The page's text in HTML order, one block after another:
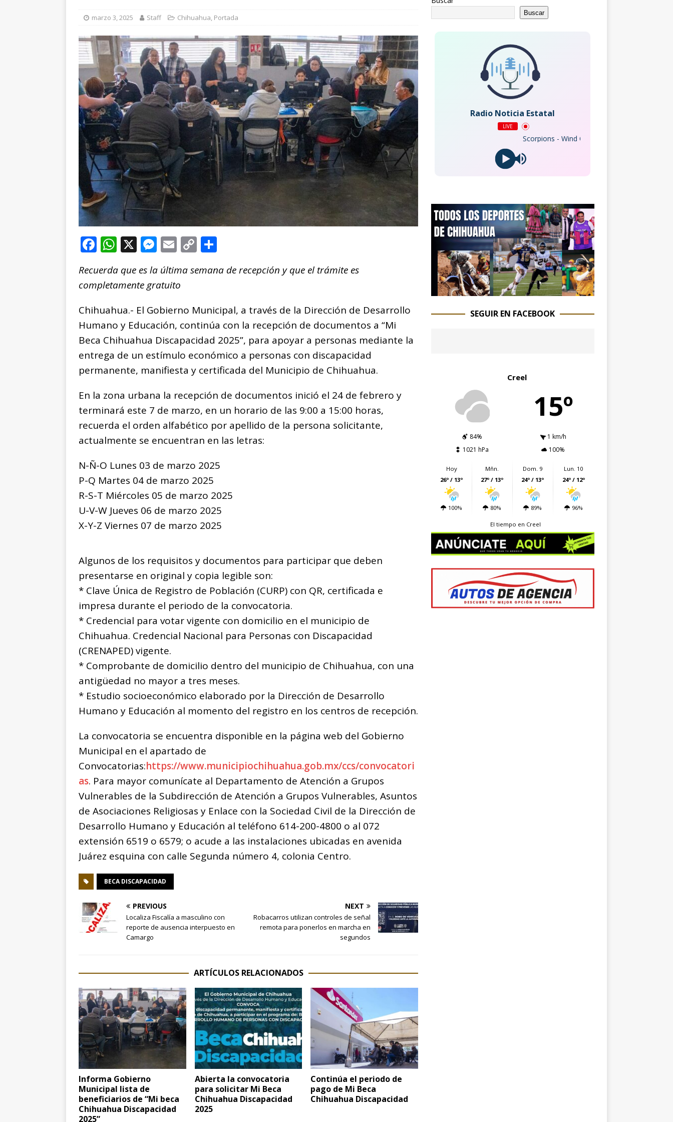
marzo 3, 2025 Staff Chihuahua, Portada
F
c
e
b
o
o
k
W
at
s
A
p
p
X M
ss
e
n
g
e
r
E
ai
l
C
p
Li
n
k
m
ar
ti
r
Recuerda que es la última semana de recepción y que el trámite es
completamente gratuito
Chihuahua.- El Gobierno Municipal, a través de la Dirección de Desarrollo
Humano y Educación, continúa con la recepción de documentos a “Mi
Beca Chihuahua Discapacidad 2025”, para apoyar a personas mediante la
entrega de un estímulo económico a personas con discapacidad
permanente, manifiesta y certificada del Municipio de Chihuahua.
En la zona urbana la recepción de documentos inició el 24 de febrero y
terminará este 7 de marzo, en un horario de las 9:00 a 15:00 horas,
recuerda el orden alfabético por apellido de la persona solicitante,
actualmente se encuentran en las letras:
N-Ñ-O Lunes 03 de marzo 2025
P-Q Martes 04 de marzo 2025
R-S-T Miércoles 05 de marzo 2025
U-V-W Jueves 06 de marzo 2025
X-Y-Z Viernes 07 de marzo 2025
Algunos de los requisitos y documentos para participar que deben
presentarse en original y copia legible son:
* Clave Única de Registro de Población (CURP) con QR, certificada e
impresa durante el periodo de la convocatoria.
* Credencial para votar vigente con domicilio en el municipio de
Chihuahua. Credencial Nacional para Personas con Discapacidad
(CRENAPED) vigente.
* Comprobante de domicilio dentro del municipio de Chihuahua, con una
antigüedad no mayor a tres meses.
* Estudio socioeconómico elaborado por la Dirección de Desarrollo
Humano y Educación al momento del registro en los centros de recepción.
La convocatoria se encuentra disponible en la página web del Gobierno
Municipal en el apartado de
Convocatorias:https://www.municipiochihuahua.gob.mx/ccs/convocatori
as. Para mayor comunícate al Departamento de Atención a Grupos
Vulnerables de la Subdirección de Atención a Grupos Vulnerables, Asuntos
de Asociaciones Religiosas y Enlace con la Sociedad Civil de la Dirección de
Desarrollo Humano y Educación al teléfono 614-200-4800 o al 072
extensión 6519 o 6579; o acude a las instalaciones ubicadas en avenida
Juárez esquina con calle Segunda número 4, colonia Centro.
BECA DISCAPACIDAD
PREVIOUS
Localiza Fiscalía a masculino con
reporte de ausencia interpuesto en
Camargo
NEXT
Robacarros utilizan controles de señal
remota para ponerlos en marcha en
segundos
ARTÍCULOS RELACIONADOS
Informa Gobierno
Municipal lista de
beneficiarios de “Mi beca
Chihuahua Discapacidad
2025”
Abierta la convocatoria
para solicitar Mi Beca
Chihuahua Discapacidad
2025
Continúa el periodo de
pago de Mi Beca
Chihuahua Discapacidad
Buscar
Radio Noticia Estatal
LIVE
Scorpions - Wind Of Change
SEGUIR EN FACEBOOK
Creel
15º
84%
1 km/h
1021 hPa
100%
Hoy
26º / 13º
100%
Mñn.
27º / 13º
80%
Dom. 9
24º / 13º
89%
Lun. 10
24º / 12º
96%
El tiempo en Creel